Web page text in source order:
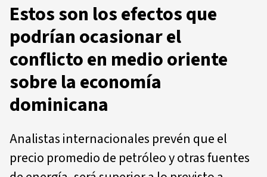
Estos son los efectos que
podrían ocasionar el
conflicto en medio oriente
sobre la economía
dominicana
Analistas internacionales prevén que el
precio promedio de petróleo y otras fuentes